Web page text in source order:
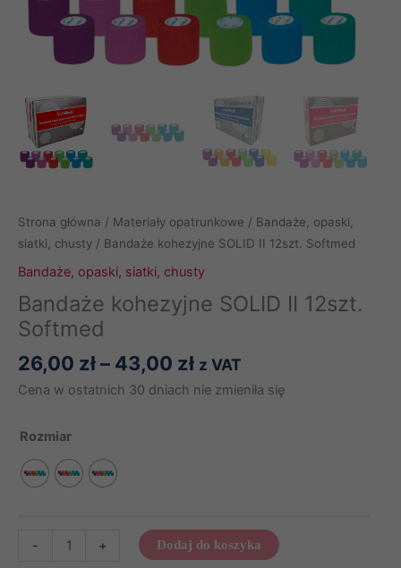
Strona główna / Materiały opatrunkowe / Bandaże, opaski,
siatki, chusty / Bandaże kohezyjne SOLID II 12szt. Softmed
Bandaże, opaski, siatki, chusty
Bandaże kohezyjne SOLID II 12szt.
Softmed
26,00 zł– 43,00 złZakres
cen:
z VAT
Cena w ostatnich 30 dniach nie zmieniła się
Rozmiar
- + Dodaj do koszyka